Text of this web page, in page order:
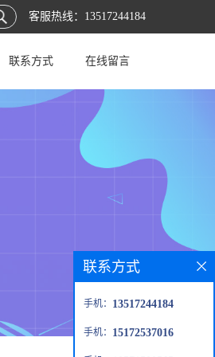
客服热线： 13517244184
联系方式 在线留言
联系方式
手机： 13517244184
手机： 15172537016